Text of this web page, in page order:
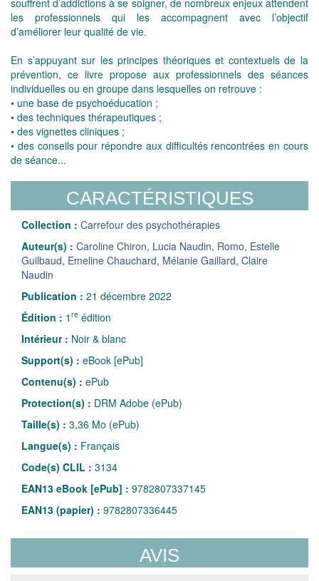
les professionnels qui les accompagnent avec l’objectif
d’améliorer leur qualité de vie.
En s’appuyant sur les principes théoriques et contextuels de la
prévention, ce livre propose aux professionnels des séances
individuelles ou en groupe dans lesquelles on retrouve :
• une base de psychoéducation ;
• des techniques thérapeutiques ;
• des vignettes cliniques ;
• des conseils pour répondre aux difficultés rencontrées en cours
de séance...
CARACTÉRISTIQUES
Collection : Carrefour des psychothérapies
Auteur(s) : Caroline Chiron, Lucia Naudin, Romo, Estelle
Guilbaud, Emeline Chauchard, Mélanie Gaillard, Claire
Naudin
Publication : 21 décembre 2022
Édition : 1 re édition
Intérieur : Noir & blanc
Support(s) : eBook [ePub]
Contenu(s) : ePub
Protection(s) : DRM Adobe (ePub)
Taille(s) : 3,36 Mo (ePub)
Langue(s) : Français
Code(s) CLIL : 3134
EAN13 eBook [ePub] : 9782807337145
EAN13 (papier) : 9782807336445
AVIS